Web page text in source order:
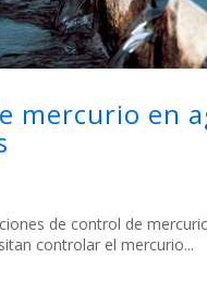
mercurio en
de control de
controlar el mercurio...